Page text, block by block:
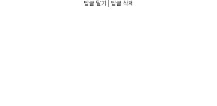
답글 달기 답글 삭제